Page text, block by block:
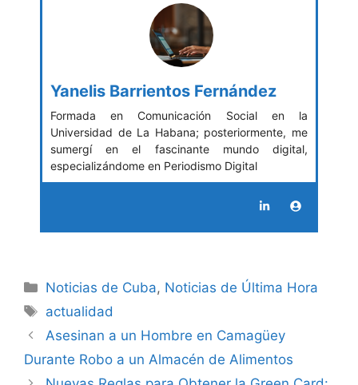
Yanelis Barrientos Fernández
Formada en Comunicación Social en la
Universidad de La Habana; posteriormente, me
sumergí en el fascinante mundo digital,
especializándome en Periodismo Digital
Categories
Noticias de Cuba, Noticias de Última Hora
Tags
actualidad
Asesinan a un Hombre en Camagüey
Durante Robo a un Almacén de Alimentos